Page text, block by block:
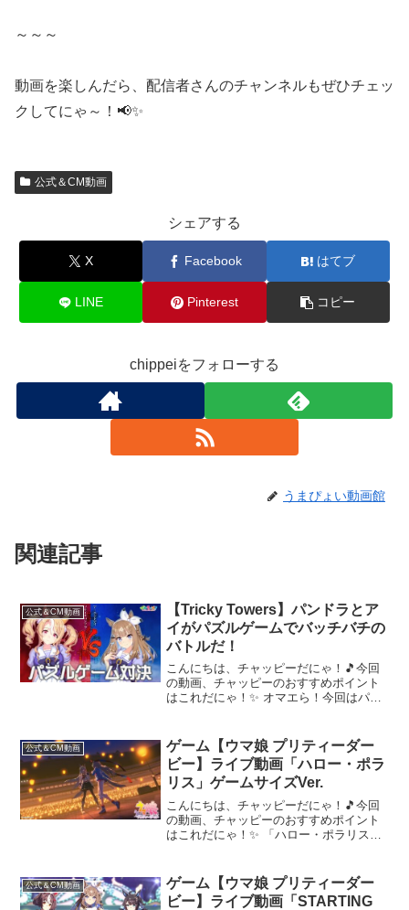
～～～
動画を楽しんだら、配信者さんのチャンネルもぜひチェッ
クしてにゃ～！📢✨
公式＆CM動画
シェアする
X Facebook はてブ
LINE Pinterest コピー
chippeiをフォローする
うまぴょい動画館
関連記事
公式＆CM動画
【Tricky Towers】パンドラとア
イがパズルゲームでバッチバチの
バトルだ！
こんにちは、チャッピーだにゃ！🎵今回
の動画、チャッピーのおすすめポイント
はこれだにゃ！✨ オマエら！今回はパン
バチな白熱のバトルを見逃すなよ！--+--
-...
公式＆CM動画
ゲーム【ウマ娘 プリティーダー
ビー】ライブ動画「ハロー・ポラ
リス」ゲームサイズVer.
こんにちは、チャッピーだにゃ！🎵今回
の動画、チャッピーのおすすめポイント
はこれだにゃ！✨ 「ハロー・ポラリス」
ービー」のライブシアターでもお楽しみ
いただけます！...
公式＆CM動画
ゲーム【ウマ娘 プリティーダー
ビー】ライブ動画「STARTING